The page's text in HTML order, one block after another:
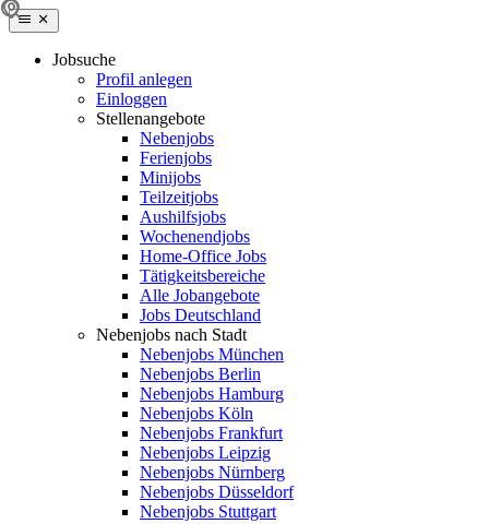
Jobsuche
Profil anlegen
Einloggen
Stellenangebote
Nebenjobs
Ferienjobs
Minijobs
Teilzeitjobs
Aushilfsjobs
Wochenendjobs
Home-Office Jobs
Tätigkeitsbereiche
Alle Jobangebote
Jobs Deutschland
Nebenjobs nach Stadt
Nebenjobs München
Nebenjobs Berlin
Nebenjobs Hamburg
Nebenjobs Köln
Nebenjobs Frankfurt
Nebenjobs Leipzig
Nebenjobs Nürnberg
Nebenjobs Düsseldorf
Nebenjobs Stuttgart